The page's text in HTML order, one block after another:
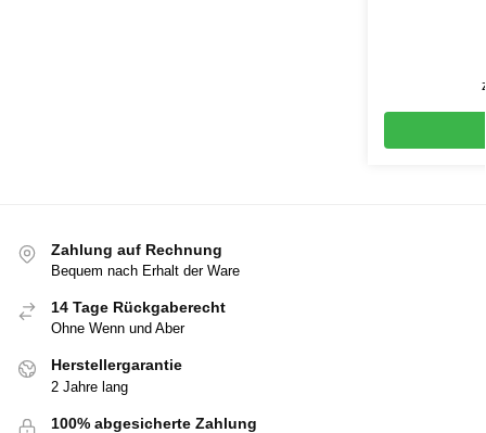
Zahlung auf Rechnung
Bequem nach Erhalt der Ware
14 Tage Rückgaberecht
Ohne Wenn und Aber
Herstellergarantie
2 Jahre lang
100% abgesicherte Zahlung